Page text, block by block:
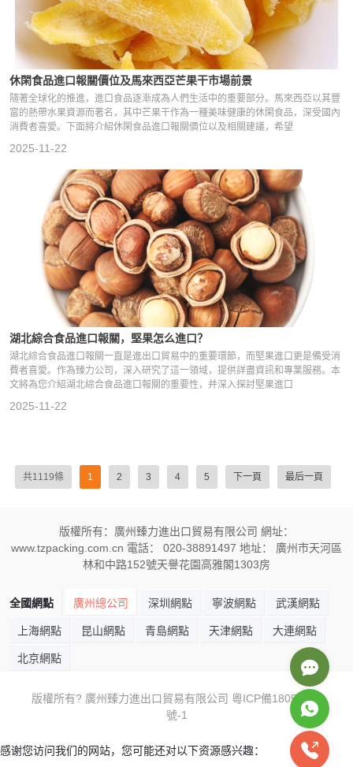
休閑食品進口報關價位及馬來西亞芒果干市場前景
隨著全球化的推進，進口食品逐漸成為人們生活中的重要部分。馬來西亞以其豐
富的熱帶水果資源而著名，其中芒果干作為一種美味健康的休閑食品，深受國內
消費者喜愛。下面將介紹休閑食品進口報關價位以及相關建議，希望
2025-11-22
湖北綜合食品進口報關，堅果怎么進口？
湖北綜合食品進口報關一直是進出口貿易中的重要環節，而堅果進口更是備受消
費者喜愛。作為臻力公司，深入研究了這一領域，提供詳盡資訊和專業服務。本
文將為您介紹湖北綜合食品進口報關的重要性，并深入探討堅果進口
2025-11-22
共1119條 1 2 3 4 5 下一頁 最后一頁
版權所有：廣州臻力進出口貿易有限公司 網址：
www.tzpacking.com.cn 電話： 020-38891497 地址： 廣州市天河區
林和中路152號天譽花園高雅閣1303房
全國網點 廣州總公司 深圳網點 寧波網點 武漢網點
上海網點 昆山網點 青島網點 天津網點 大連網點
北京網點
版權所有? 廣州臻力進出口貿易有限公司 粵ICP備18059605
號-1
感谢您访问我们的网站，您可能还对以下资源感兴趣：